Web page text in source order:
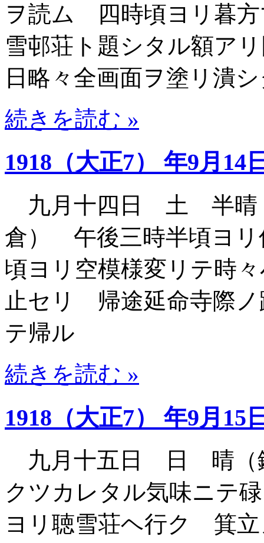
ヲ読ム 四時頃ヨリ暮方
雪邨荘ト題シタル額ア
日略々全画面ヲ塗リ潰
続きを読む »
1918（大正7） 年9月14
九月十四日 土 半晴
倉） 午後三時半頃ヨ
頃ヨリ空模様変リテ時
止セリ 帰途延命寺際ノ
テ帰ル
続きを読む »
1918（大正7） 年9月15
九月十五日 日 晴（
クツカレタル気味ニテ
ヨリ聴雪荘ヘ行ク 箕立